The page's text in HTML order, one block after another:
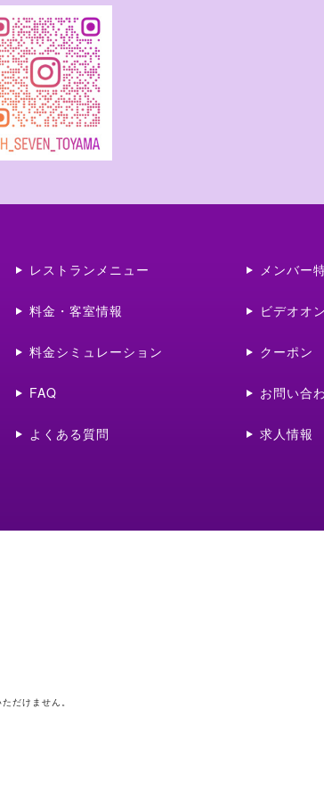
レストランメニュー メンバー
料金・客室情報 ビデオオ
料金シミュレーション クーポン
FAQ お問い合
よくある質問 求人情報
だけません。